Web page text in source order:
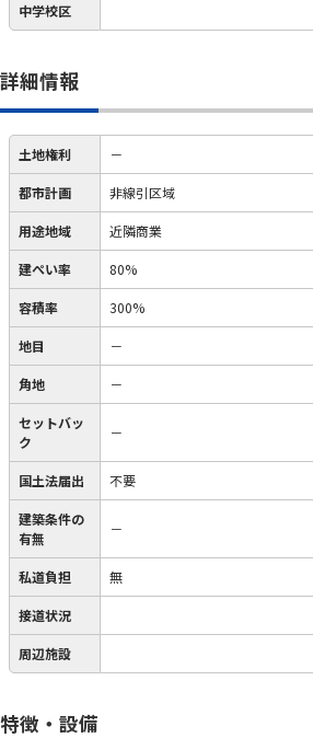
中学校区
詳細情報
土地権利 －
都市計画 非線引区域
用途地域 近隣商業
建ぺい率 80%
容積率 300%
地目 －
角地 －
セットバッ
ク
－
国土法届出 不要
建築条件の
有無
－
私道負担 無
接道状況
周辺施設
特徴・設備